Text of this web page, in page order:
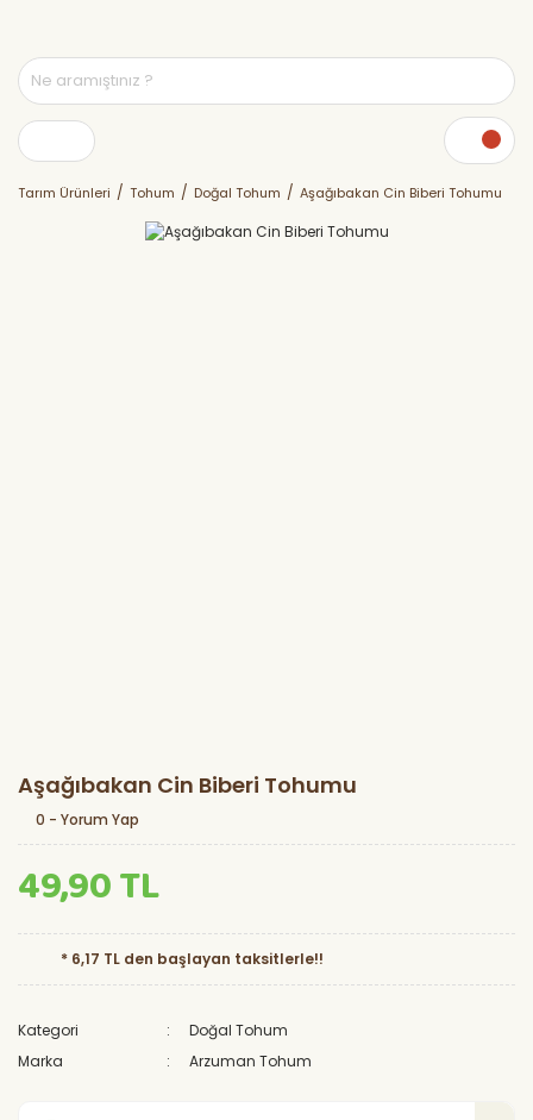
Tarım Ürünleri Tohum Doğal Tohum Aşağıbakan Cin Biberi Tohumu
Aşağıbakan Cin Biberi Tohumu
0 - Yorum Yap
49,90 TL
* 6,17 TL den başlayan taksitlerle!!
Kategori
Doğal Tohum
Marka
Arzuman Tohum